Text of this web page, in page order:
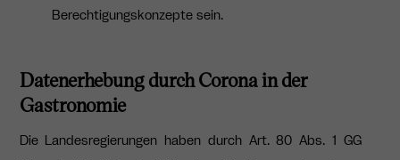
Berechtigungskonzepte sein.
Datenerhebung durch Corona in der
Gastronomie
Die Landesregierungen haben durch Art. 80 Abs. 1 GG